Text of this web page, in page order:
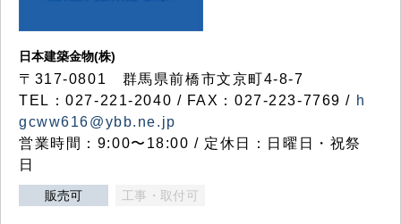
日本建築金物(株)
〒317‐0801 群馬県前橋市文京町4-8-7
TEL：027-221-2040 / FAX：027-223-7769 / h
gcww616@ybb.ne.jp
営業時間：9:00〜18:00 / 定休日：日曜日・祝祭
日
販売可 工事・取付可